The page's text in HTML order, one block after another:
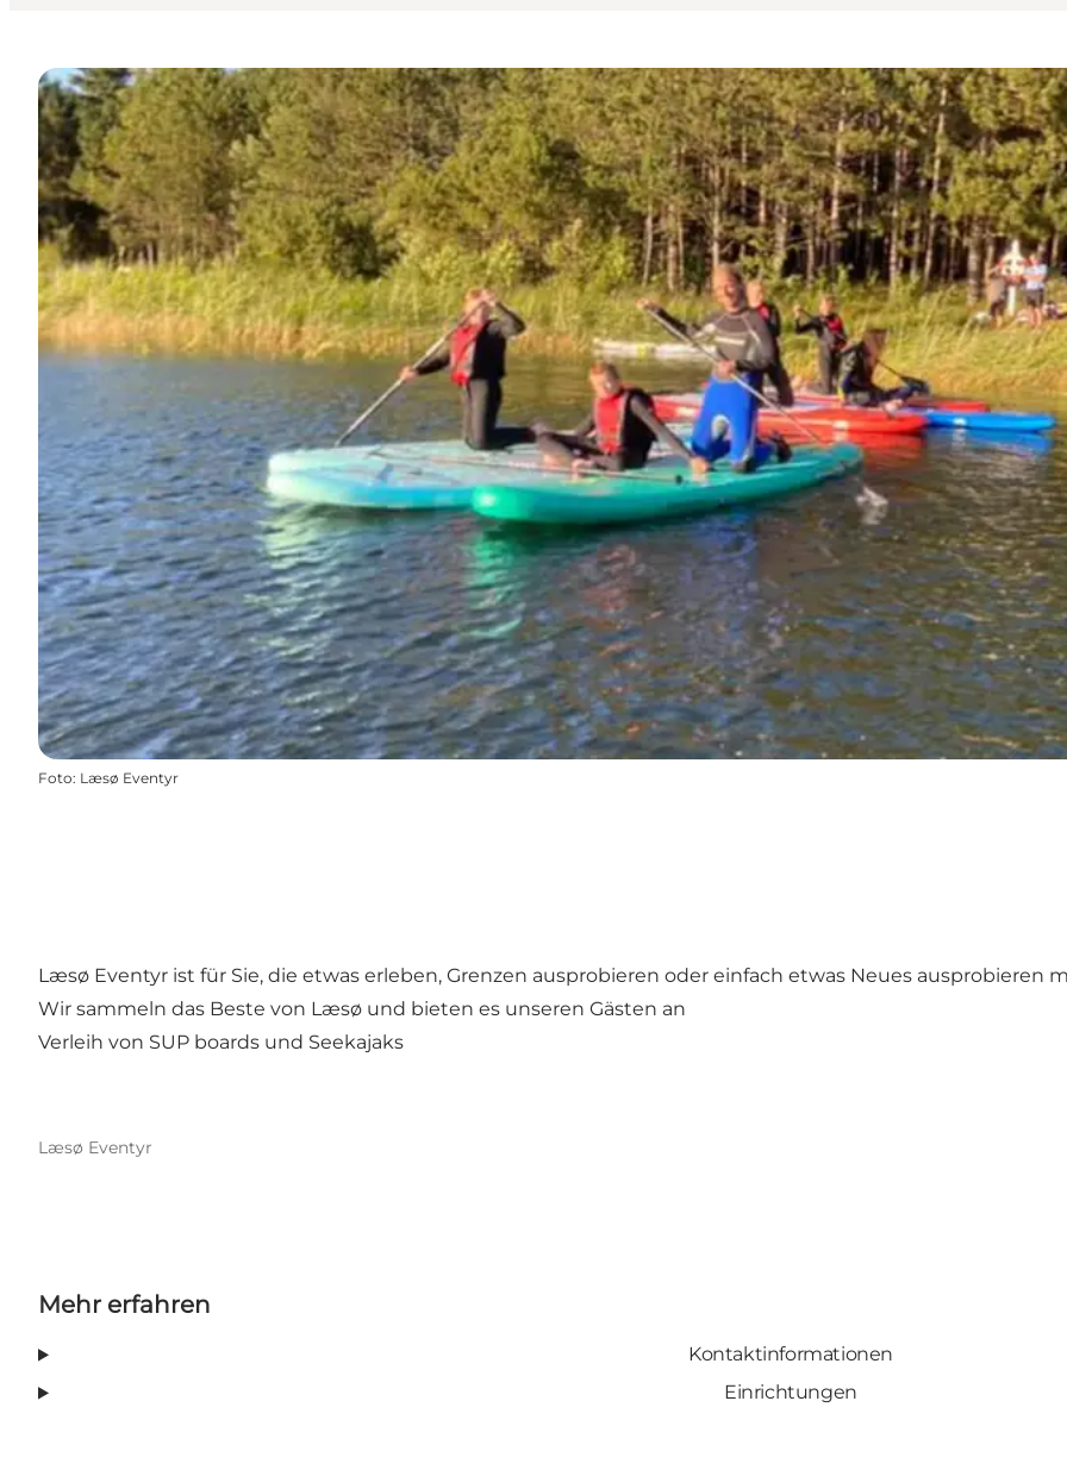
Foto: Læsø Eventyr
Læsø Eventyr ist für Sie, die etwas erleben, Grenzen ausprobieren oder einfach etwas Neues ausprobieren
Wir sammeln das Beste von Læsø und bieten es unseren Gästen an
Verleih von SUP boards und Seekajaks
Læsø Eventyr
Mehr erfahren
Kontaktinformationen
Einrichtungen